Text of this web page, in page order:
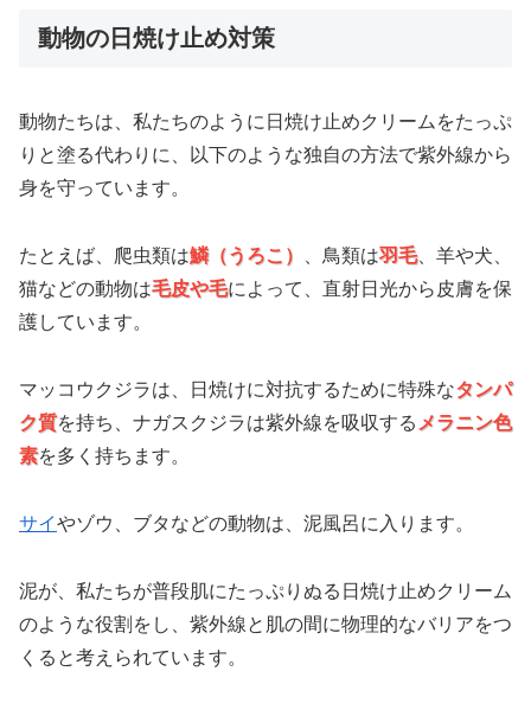
動物の日焼け止め対策
動物たちは、私たちのように日焼け止めクリームをたっぷ
りと塗る代わりに、以下のような独自の方法で紫外線から
身を守っています。
たとえば、爬虫類は鱗（うろこ） 、鳥類は羽毛、羊や犬、
猫などの動物は毛皮や毛によって、直射日光から皮膚を保
護しています。
マッコウクジラは、日焼けに対抗するために特殊なタンパ
ク質を持ち、ナガスクジラは紫外線を吸収する メラニン色
素を多く持ちます。
サイやゾウ、ブタなどの動物は、泥風呂に入ります。
泥が、私たちが普段肌にたっぷりぬる日焼け止めクリーム
のような役割をし、紫外線と肌の間に物理的なバリアをつ
くると考えられています。